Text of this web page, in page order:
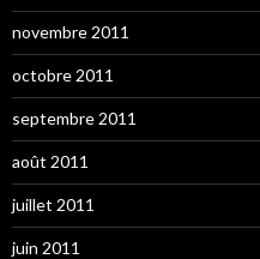
novembre 2011
octobre 2011
septembre 2011
août 2011
juillet 2011
juin 2011